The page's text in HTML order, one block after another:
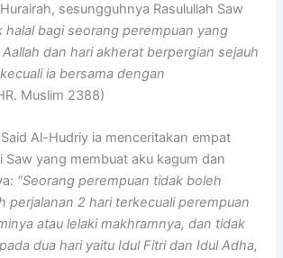
sesungguhnya Rasulullah Saw
halal bagi seorang perempuan yang
dan hari akherat berpergian sejauh
ia bersama dengan
Muslim 2388)
Al-Hudriy ia menceritakan empat
Saw yang membuat aku kagum dan
“Seorang perempuan tidak boleh
perjalanan 2 hari terkecuali perempuan
atau lelaki makhramnya, dan tidak
dua hari yaitu Idul Fitri dan Idul Adha,